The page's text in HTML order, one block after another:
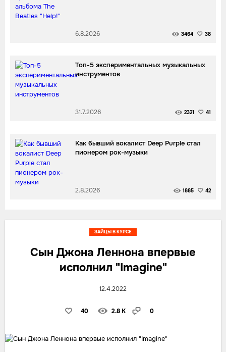
6.8.2026 3464 38
Топ-5 экспериментальных музыкальных
инструментов
31.7.2026 2321 41
Как бывший вокалист Deep Purple стал
пионером рок-музыки
2.8.2026 1885 42
Сын Джона Леннона впервые
исполнил "Imagine"
12.4.2022
40 2.8 K 0
ЗАЙЦЫ В КУРСЕ